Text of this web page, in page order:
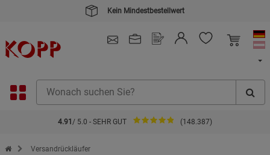
Kein Mindestbestellwert
4.91 / 5.0 - SEHR GUT (148.387)
Zur Startseite des Kopp Verlag Online-Shop
Versandrückläufer